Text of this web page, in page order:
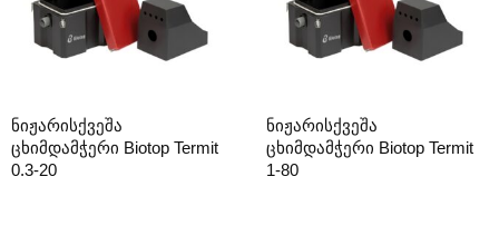
ნიჟარისქვეშა
ცხიმდამჭერი Biotop Termit
0.3-20
ნიჟარისქვეშა
ცხიმდამჭერი Biotop Termit
1-80